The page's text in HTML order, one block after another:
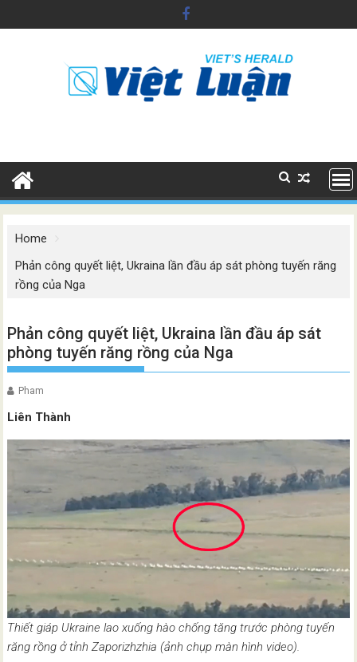
to
Home
Phản công quyết liệt, Ukraina lần đầu áp sát phòng tuyến răng
rồng của Nga
Phản công quyết liệt, Ukraina lần đầu áp sát
phòng tuyến răng rồng của Nga
Pham
Liên Thành
Thiết giáp Ukraine lao xuống hào chống tăng trước phòng tuyến
răng rồng ở tỉnh Zaporizhzhia (ảnh chụp màn hình video).